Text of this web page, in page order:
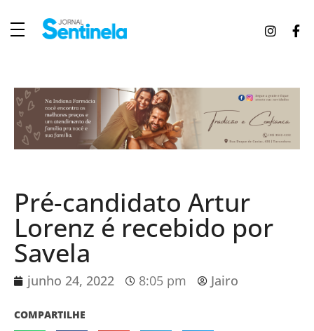
Pré-candidato Artur
Lorenz é recebido por
Savela
junho 24, 2022 8:05 pm Jairo
COMPARTILHE